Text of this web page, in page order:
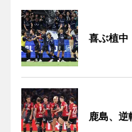
喜ぶ植
鹿島、